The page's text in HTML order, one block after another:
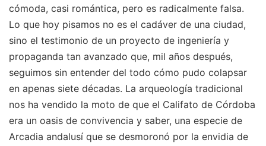
cómoda, casi romántica, pero es radicalmente falsa.
Lo que hoy pisamos no es el cadáver de una ciudad,
sino el testimonio de un proyecto de ingeniería y
propaganda tan avanzado que, mil años después,
seguimos sin entender del todo cómo pudo colapsar
en apenas siete décadas. La arqueología tradicional
nos ha vendido la moto de que el Califato de Córdoba
era un oasis de convivencia y saber, una especie de
Arcadia andalusí que se desmoronó por la envidia de